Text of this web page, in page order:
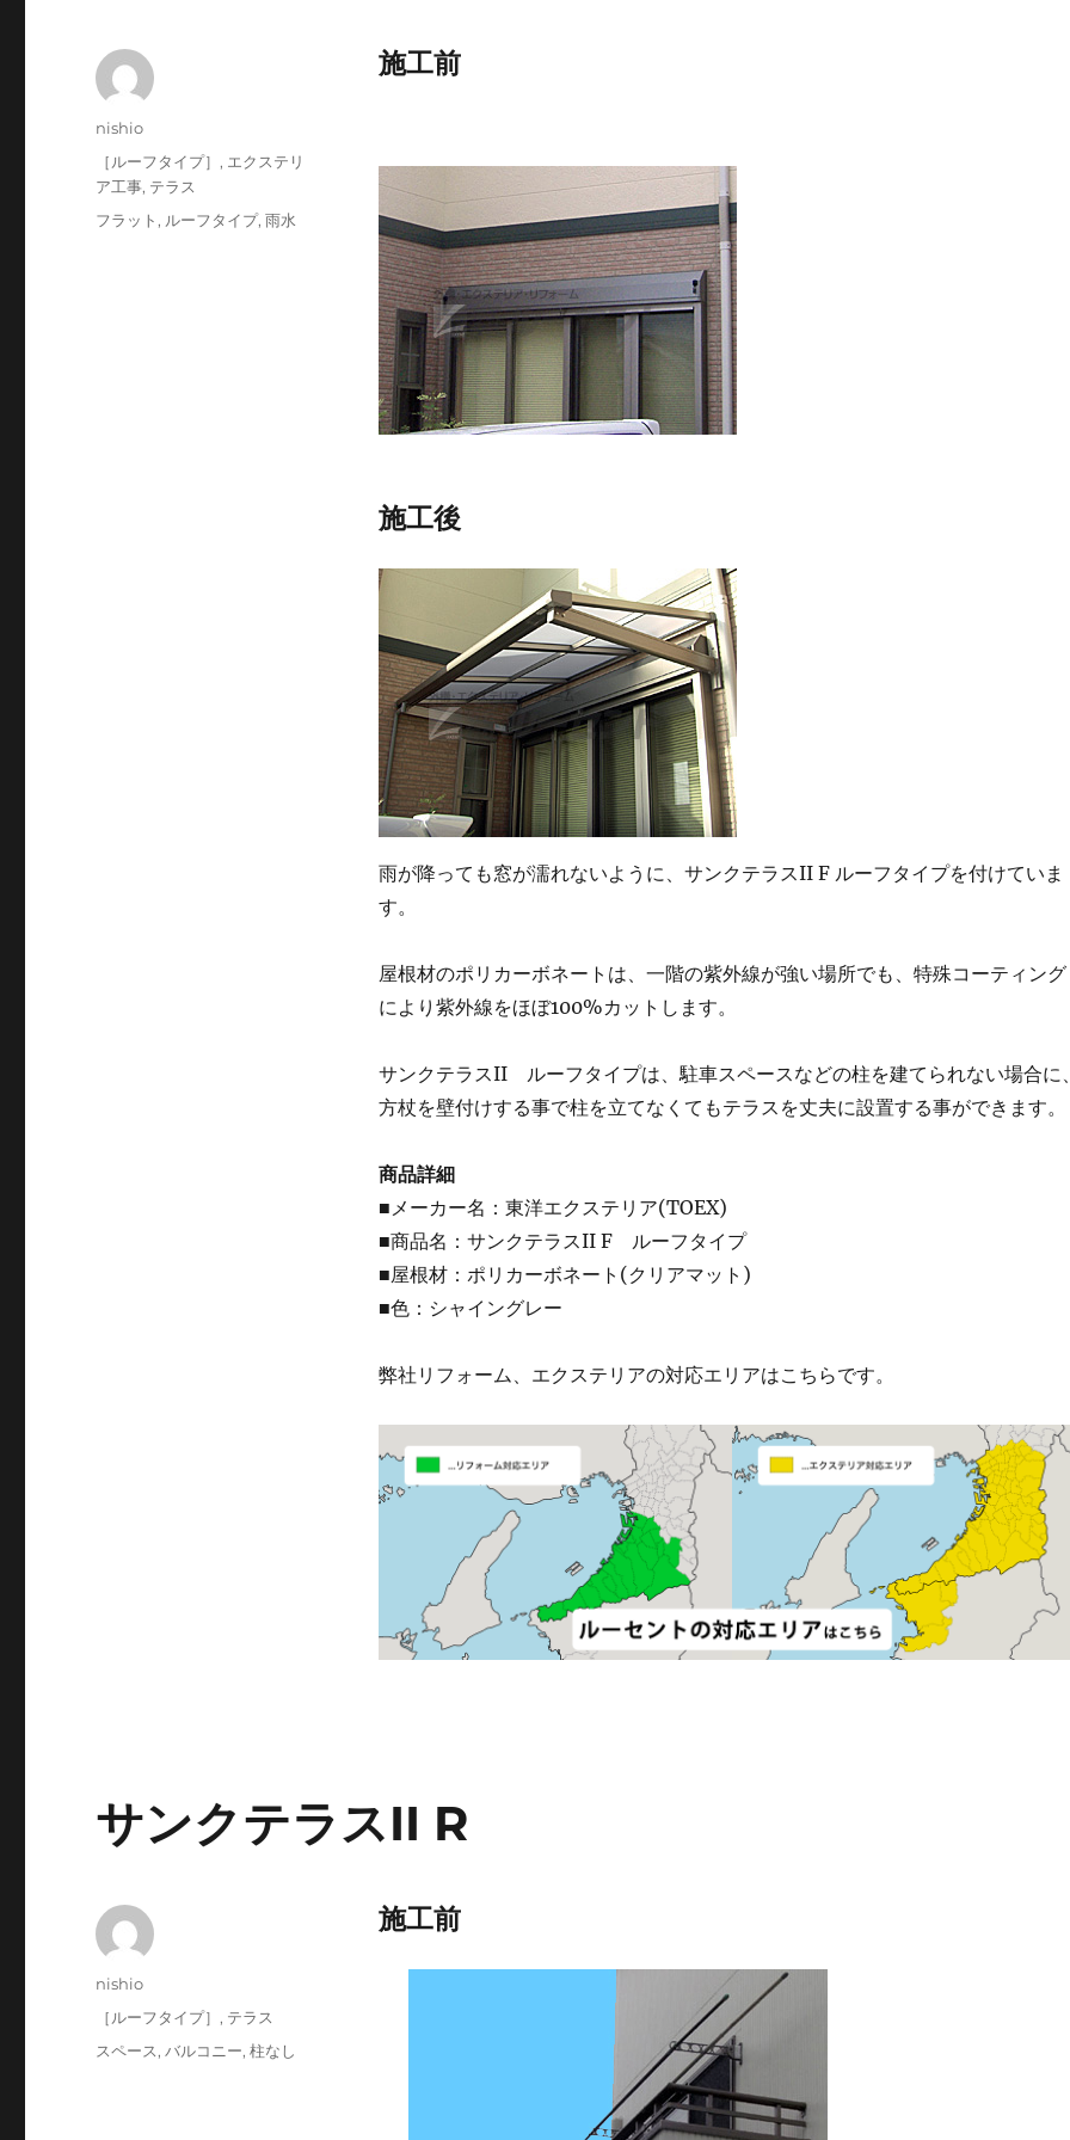
施工前
施工後
雨が降っても窓が濡れないように、サンクテラスII F ルーフタイプを付けていま
す。
屋根材のポリカーボネートは、一階の紫外線が強い場所でも、特殊コーティング
により紫外線をほぼ100%カットします。
サンクテラスII ルーフタイプは、駐車スペースなどの柱を建てられない場合に
方杖を壁付けする事で柱を立てなくてもテラスを丈夫に設置する事ができます。
商品詳細
■メーカー名：東洋エクステリア(TOEX)
■商品名：サンクテラスII F ルーフタイプ
■屋根材：ポリカーボネート(クリアマット)
■色：シャイングレー
弊社リフォーム、エクステリアの対応エリアはこちらです。
投
者
nishio
投
稿
カ
テ
［ルーフタイプ］ , エクステリ
ア工事, テラス
タ
フラット , ルーフタイプ,雨水
サンクテラスII R
施工前
投
稿
者
nishio
投
稿
カ
テ
［ルーフタイプ］, テラス
タ
スペース,バルコニー,柱なし